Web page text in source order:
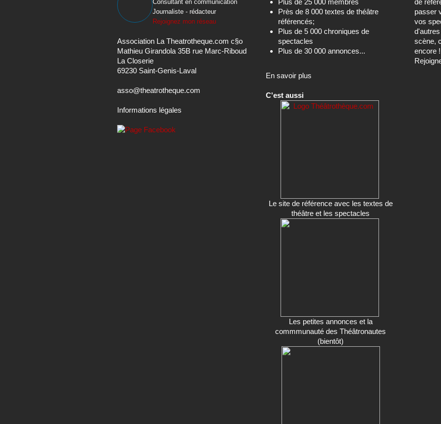
Consultant en communication
Journaliste - rédacteur
Rejoignez mon réseau
Association La Theatrotheque.com c§o
Mathieu Girandola 35B rue Marc-Riboud
La Closerie
69230 Saint-Genis-Laval
asso@theatrotheque.com
Informations légales
Près de 8 000 textes de théâtre
référencés;
Plus de 5 000 chroniques de
spectacles
Plus de 30 000 annonces...
En savoir plus
C'est aussi
Le site de référence avec les textes de
théâtre et les spectacles
Les petites annonces et la
commmunauté des Théâtronautes
(bientôt)
passer
vos
scène,
encore !